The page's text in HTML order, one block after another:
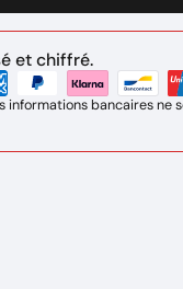
et chiffré.
informations bancaires ne